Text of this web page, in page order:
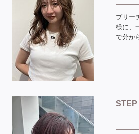
ブリー
様に、
で分か
STEP